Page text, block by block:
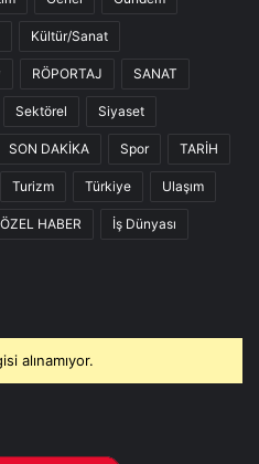
Kültür/Sanat
RÖPORTAJ SANAT
Sektörel Siyaset
SON DAKİKA Spor TARİH
Turizm Türkiye Ulaşım
ÖZEL HABER İş Dünyası
alınamıyor.